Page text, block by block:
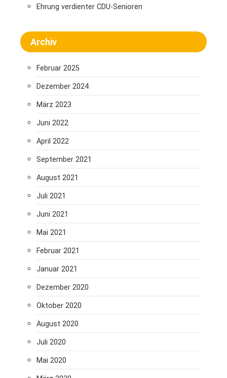
Ehrung verdienter CDU-Senioren
Archiv
Februar 2025
Dezember 2024
März 2023
Juni 2022
April 2022
September 2021
August 2021
Juli 2021
Juni 2021
Mai 2021
Februar 2021
Januar 2021
Dezember 2020
Oktober 2020
August 2020
Juli 2020
Mai 2020